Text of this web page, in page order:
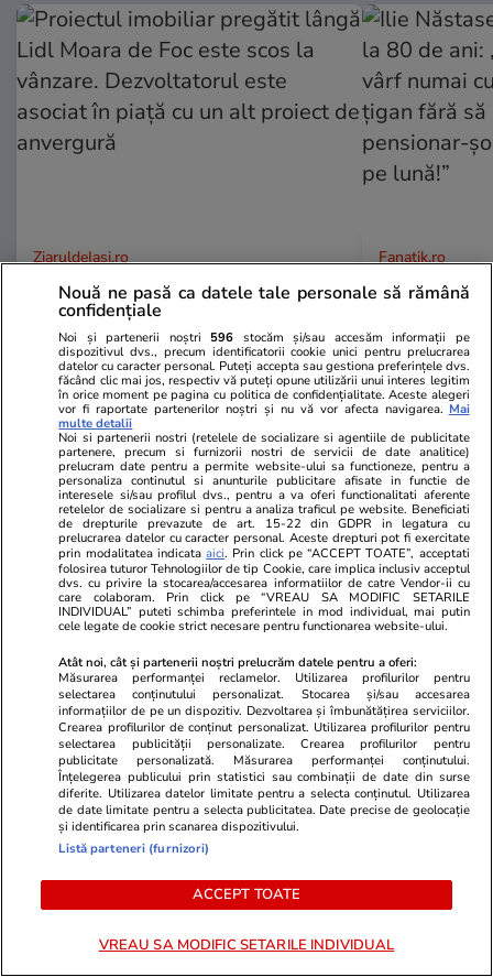
ZiaruldeIasi.ro
Proiectul imobiliar pregătit lângă
Lidl Moara de Foc este scos la
vânzare. Dezvoltatorul este
asociat în piață cu un alt proiect
de anvergură
Fanatik.ro
Ilie
numai cu
țigan fără
pensionar-
pe lună!”
ULTIMELE ȘTIRI
Știri Externe 08:34
Austria caută angajați pentru stațiunile de
schi: salariu de 30.000 de euro pe an și cazare
Știri Externe 08:30
Ucraina a bombardat un depozit de petrol din
Rusia și a atacat stații electrice din Crimeea
ocupată și Luhansk
Știri Externe 08:19
Frații Tate au fost arestați în SUA pentru noi
fapte grave de abuz, iar Marea Britanie a cerut
Nouă ne pasă ca datele tale personale să rămână
confidențiale
Noi și partenerii noștri 596 stocăm și/sau accesăm informații pe
dispozitivul dvs., precum identificatorii cookie unici pentru prelucrarea
datelor cu caracter personal. Puteți accepta sau gestiona preferințele dvs.
făcând clic mai jos, respectiv vă puteți opune utilizării unui interes legitim
în orice moment pe pagina cu politica de confidențialitate. Aceste alegeri
vor fi raportate partenerilor noștri și nu vă vor afecta navigarea. Mai
multe detalii
Noi si partenerii nostri (retelele de socializare si agentiile de publicitate
partenere, precum si furnizorii nostri de servicii de date analitice)
prelucram date pentru a permite website-ului sa functioneze, pentru a
personaliza continutul si anunturile publicitare afisate in functie de
interesele si/sau profilul dvs., pentru a va oferi functionalitati aferente
retelelor de socializare si pentru a analiza traficul pe website. Beneficiati
de drepturile prevazute de art. 15-22 din GDPR in legatura cu
prelucrarea datelor cu caracter personal. Aceste drepturi pot fi exercitate
prin modalitatea indicataaici. Prin click pe “ACCEPT TOATE”, acceptati
folosirea tuturor Tehnologiilor de tip Cookie, care implica inclusiv acceptul
dvs. cu privire la stocarea/accesarea informatiilor de catre Vendor-ii cu
care colaboram. Prin click pe “VREAU SA MODIFIC SETARILE
INDIVIDUAL” puteti schimba preferintele in mod individual, mai putin
cele legate de cookie strict necesare pentru functionarea website-ului.
Atât noi, cât și partenerii noștri prelucrăm datele pentru a oferi:
Măsurarea performanței reclamelor. Utilizarea profilurilor pentru
selectarea conținutului personalizat. Stocarea și/sau accesarea
informațiilor de pe un dispozitiv. Dezvoltarea și îmbunătățirea serviciilor.
Crearea profilurilor de conținut personalizat. Utilizarea profilurilor pentru
selectarea publicității personalizate. Crearea profilurilor pentru
publicitate personalizată. Măsurarea performanței conținutului.
Înțelegerea publicului prin statistici sau combinații de date din surse
diferite. Utilizarea datelor limitate pentru a selecta conținutul. Utilizarea
de date limitate pentru a selecta publicitatea. Date precise de geolocație
și identificarea prin scanarea dispozitivului.
Listă parteneri (furnizori)
ACCEPT TOATE
VREAU SA MODIFIC SETARILE INDIVIDUAL